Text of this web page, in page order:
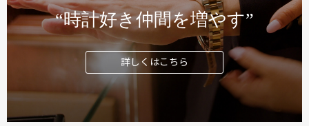
“時計好き仲間を増やす”
詳しくはこちら